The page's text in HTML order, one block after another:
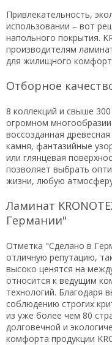
Привлекательность,
использовании – вот
напольного покрытия.
производителям
для жилищного
Отборное
8 коллекций и свыше
огромном многообразии
воссозданная
камня, фантазийные
или глянцевая
позволяет выбрать
жизни, любую
Ламинат
Германии"
Отметка "Сделано в
отличную репутацию,
высоко ценятся на
относится к ведущим
технологий. Благодаря
соблюдению строгих
из уже более чем 80
долговечной и
комфорта продукции